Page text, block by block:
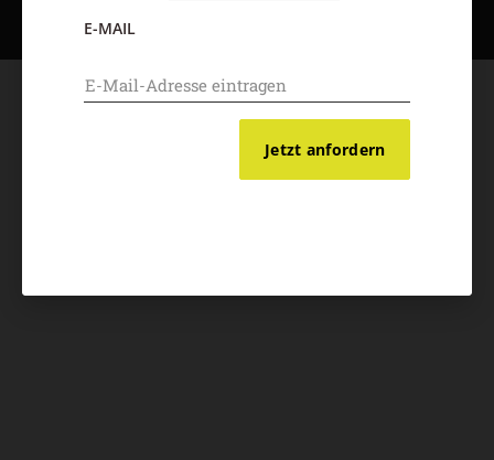
E-MAIL
Jetzt anfordern